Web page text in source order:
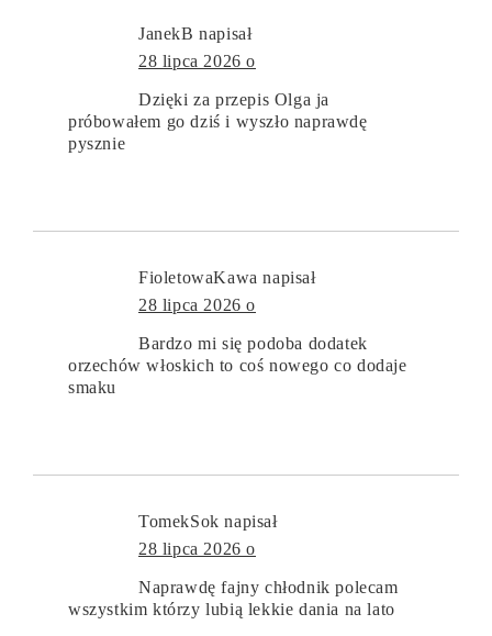
JanekB napisał
28 lipca 2026 o
Dzięki za przepis Olga ja
próbowałem go dziś i wyszło naprawdę
pysznie
FioletowaKawa napisał
28 lipca 2026 o
Bardzo mi się podoba dodatek
orzechów włoskich to coś nowego co dodaje
smaku
TomekSok napisał
28 lipca 2026 o
Naprawdę fajny chłodnik polecam
wszystkim którzy lubią lekkie dania na lato